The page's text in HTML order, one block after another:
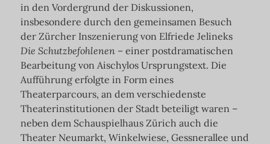
in den Vordergrund der Diskussionen,
insbesondere durch den gemeinsamen Besuch
der Zürcher Inszenierung von Elfriede Jelineks
Die Schutzbefohlenen– einer postdramatischen
Bearbeitung von Aischylos Ursprungstext. Die
Aufführung erfolgte in Form eines
Theaterparcours, an dem verschiedenste
Theaterinstitutionen der Stadt beteiligt waren –
neben dem Schauspielhaus Zürich auch die
Theater Neumarkt, Winkelwiese, Gessnerallee und